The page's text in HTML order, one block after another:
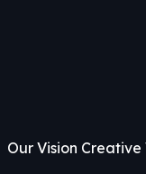
Our Vision